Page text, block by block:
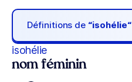
Définitions de “isohélie“
isohélie
nom féminin